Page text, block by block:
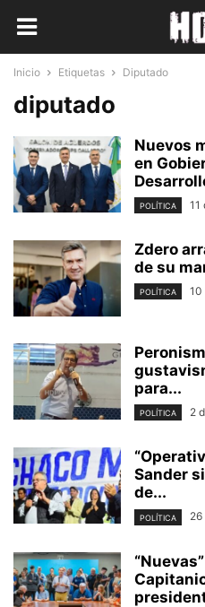
Inicio Etiquetas Diputado
diputado
Nuevos
en
POLÍTICA 11
Zdero
de su
POLÍTICA 10
para...
POLÍTICA 2
Sander
de...
POLÍTICA